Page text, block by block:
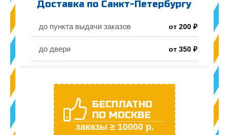
Доставка по Санкт-Петербургу
до пункта выдачи заказов от 200 ₽
до двери от 350 ₽
БЕСПЛАТНО
ПО МОСКВЕ
заказы ≥ 10000 р.